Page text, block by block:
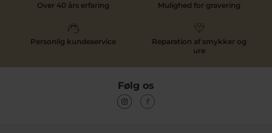
Over 40 års erfaring Mulighed for gravering
Personlig kundeservice
Reparation af smykker og
ure
Følg os